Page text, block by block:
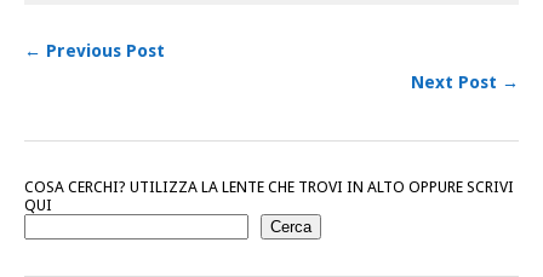
← Previous Post
Next Post →
COSA CERCHI? UTILIZZA LA LENTE CHE TROVI IN ALTO OPPURE SCRIVI
QUI
Cerca